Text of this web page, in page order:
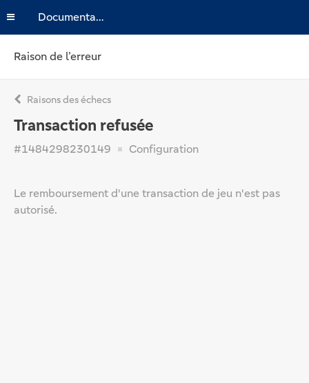
Documentation
Raison de l’erreur
Raisons des échecs
Transaction refusée
#1484298230149 Configuration
Le remboursement d'une transaction de jeu n'est pas
autorisé.